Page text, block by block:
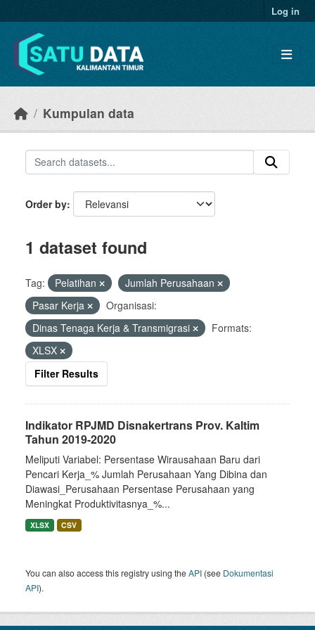
Log in
Kumpulan data
Order by
1 dataset found
Tag: Pelatihan
Jumlah Perusahaan
Pasar Kerja
Organisasi:
Dinas Tenaga Kerja & Transmigrasi
Formats:
XLSX
Filter Results
Indikator RPJMD Disnakertrans Prov. Kaltim
Tahun 2019-2020
Meliputi Variabel: Persentase Wirausahaan Baru dari
Pencari Kerja_% Jumlah Perusahaan Yang Dibina dan
Diawasi_Perusahaan Persentase Perusahaan yang
Meningkat Produktivitasnya_%...
XLSX CSV
You can also access this registry using theAPI (see Dokumentasi
API).